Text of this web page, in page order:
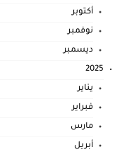
أكتوبر
نوفمبر
ديسمبر
2025
يناير
فبراير
مارس
أبريل